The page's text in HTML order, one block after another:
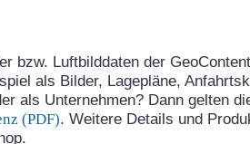
bzw. Luftbilddaten der
als Bilder, Lagepläne,
als Unternehmen? Dann gelten
(PDF). Weitere Details und